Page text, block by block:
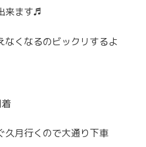
来ます♬
なくなるのビックリするよ
久月行くので大通り下車